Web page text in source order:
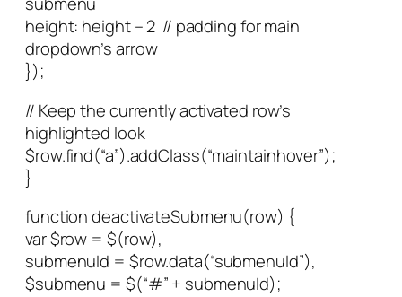
height: height – 2 // padding for main
dropdown’s arrow
});
// Keep the currently activated row’s
highlighted look
$row.find(“a”).addClass(“maintainhover”);
}
function deactivateSubmenu(row) {
var $row = $(row),
submenuId = $row.data(“submenuId”),
$submenu = $(“#” + submenuId);